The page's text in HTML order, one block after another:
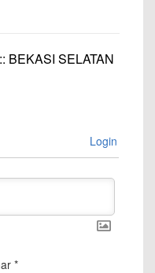
:: BEKASI SELATAN
Login
*